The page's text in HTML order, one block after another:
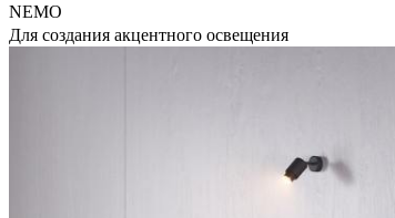
NEMO
Для создания акцентного освещения